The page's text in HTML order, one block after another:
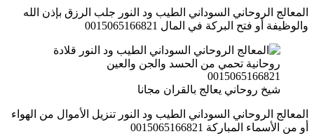
المعالج الروحاني السوداني الطيب ود النور جلب الرزق بإذن الله
والوظيفة أو فتح البركة في المال 0015065166821
شيخ روحاني يعالج بالقران مجانا
المعالج الروحاني السوداني الطيب ود النور تنزيل الأموال من الهواء
أو من الأسماء المباركة 0015065166821